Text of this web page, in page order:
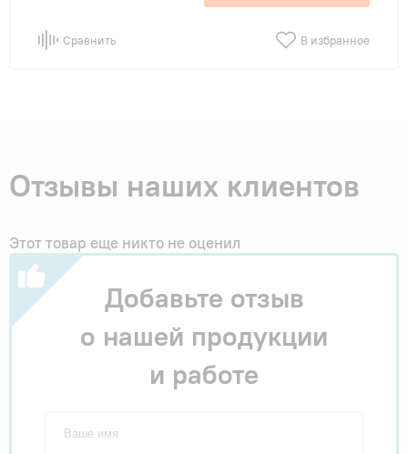
Сравнить В избранное
Отзывы наших клиентов
Этот товар еще никто не оценил
Добавьте отзыв
о нашей продукции
и работе